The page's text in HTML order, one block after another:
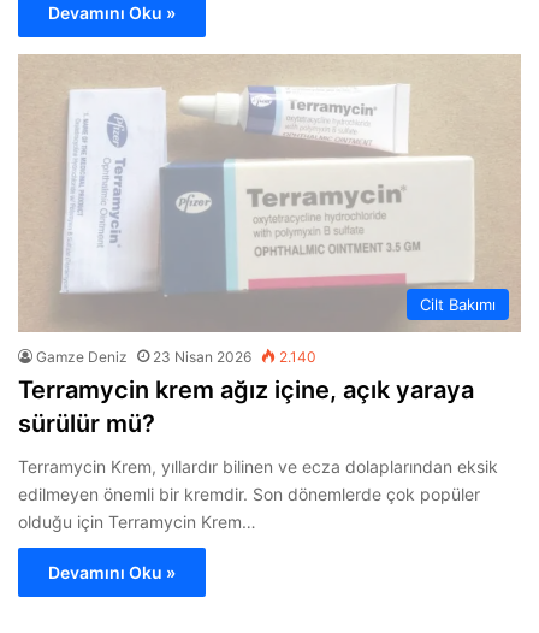
Devamını Oku »
Cilt Bakımı
Gamze Deniz 23 Nisan 2026 2.140
Terramycin krem ağız içine, açık yaraya
sürülür mü?
Terramycin Krem, yıllardır bilinen ve ecza dolaplarından eksik
edilmeyen önemli bir kremdir. Son dönemlerde çok popüler
olduğu için Terramycin Krem…
Devamını Oku »